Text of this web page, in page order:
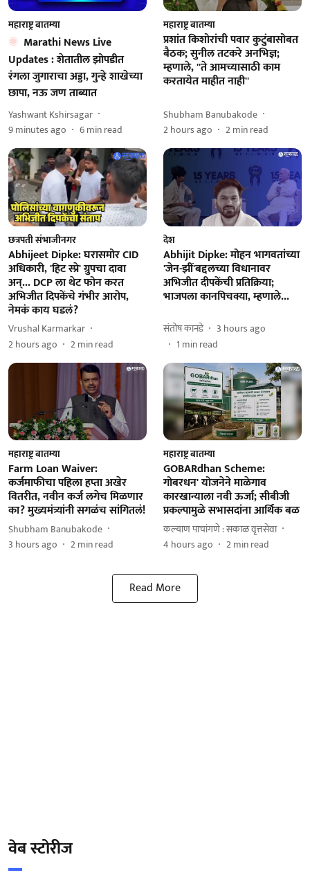
महाराष्ट्र बातम्या
Marathi News Live
Updates : शेतातील झोपडीत
रंगला जुगाराचा अड्डा, गुन्हे शाखेच्या
छापा, नऊ जण ताब्यात
Yashwant Kshirsagar
9 minutes ago
6min read
महाराष्ट्र बातम्या
प्रशांत किशोरांची पवार कुटुंबासोबत
बैठक; सुनील तटकरे अनभिज्ञ;
म्हणाले, ''ते आमच्यासाठी काम
करतायेत माहीत नाही''
Shubham Banubakode
2 hours ago
2min read
छत्रपती संभाजीनगर
Abhijeet Dipke: घरासमोर CID
अधिकारी, 'हिट स्प्रे' ग्रुपचा दावा
अन्... DCP ला थेट फोन करत
अभिजीत दिपकेंचे गंभीर आरोप,
नेमकं काय घडलं?
Vrushal Karmarkar
2 hours ago
2min read
देश
Abhijit Dipke: मोहन भागवतांच्या
'जेन-झीं'बद्दलच्या विधानावर
अभिजीत दीपकेंची प्रतिक्रिया;
भाजपला कानपिचक्या, म्हणाले...
संतोष कानडे
3 hours ago
1 min read
महाराष्ट्र बातम्या
Farm Loan Waiver:
कर्जमाफीचा पहिला हप्ता अखेर
वितरीत, नवीन कर्ज लगेच मिळणार
का? मुख्यमंत्र्यांनी सगळंच सांगितलं!
Shubham Banubakode
3 hours ago
2min read
महाराष्ट्र बातम्या
GOBARdhan Scheme:
गोबरधन' योजनेने माळेगाव
कारखान्याला नवी ऊर्जा; सीबीजी
प्रकल्पामुळे सभासदांना आर्थिक बळ
कल्याण पाचांगणे : सकाळ वृत्तसेवा
4 hours ago
2min read
Read More
वेब स्टोरीज